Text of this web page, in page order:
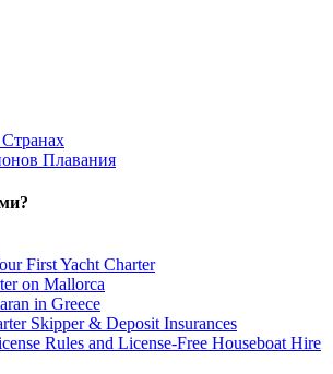
Плавания
First Yacht Charter
on Mallorca
in Greece
Skipper & Deposit Insurances
Rules and License-Free Houseboat Hire